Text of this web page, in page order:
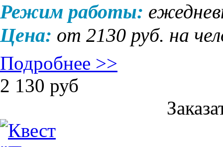
Режим работы:
Цена: от 2130 руб. на
Подробнее >>
2 130 руб